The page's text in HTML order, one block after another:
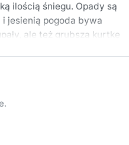
ilością śniegu. Opady są
jesienią pogoda bywa
ale też grubszą kurtkę
gdy temperatury są
tajemniczości.
który warto być
intensywne ulewy
wyrazistą historię